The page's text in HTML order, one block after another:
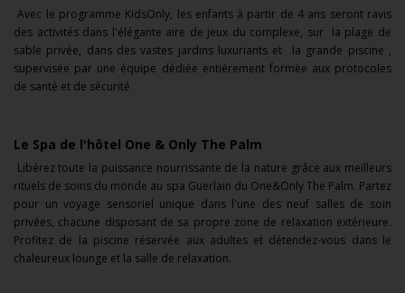
Avec le programme KidsOnly, les enfants à partir de 4 ans seront ravis
des activités dans l'élégante aire de jeux du complexe, sur la plage de
sable privée, dans des vastes jardins luxuriants et la grande piscine ,
supervisée par une équipe dédiée entièrement formée aux protocoles
de santé et de sécurité
Le Spa de l'hôtel One & Only The Palm
Libérez toute la puissance nourrissante de la nature grâce aux meilleurs
rituels de soins du monde au spa Guerlain du One&Only The Palm. Partez
pour un voyage sensoriel unique dans l'une des neuf salles de soin
privées, chacune disposant de sa propre zone de relaxation extérieure.
Profitez de la piscine réservée aux adultes et détendez-vous dans le
chaleureux lounge et la salle de relaxation.